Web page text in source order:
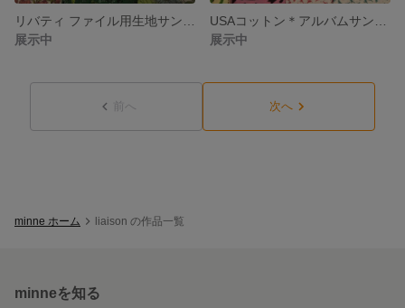
展示中
展示中
前へ 次へ
minne ホーム liaison の作品一覧
minneを知る